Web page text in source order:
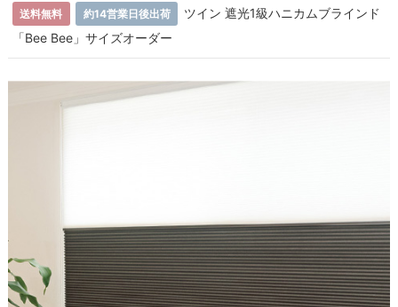
送料無料 約14営業日後出荷
ツイン 遮光1級ハニカムブラインド
「Bee Bee」サイズオーダー